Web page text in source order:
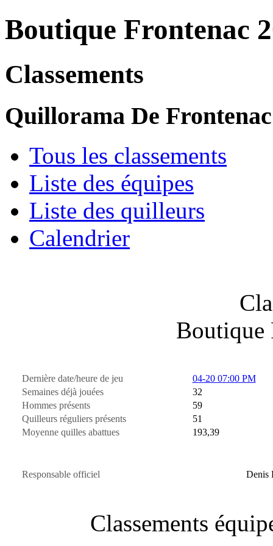
Boutique Frontenac
Classements
Quillorama De Frontenac
Tous les classements
Liste des équipes
Liste des quilleurs
Calendrier
Boutique
Dernière date/heure de jeu
04-20 07:00 PM
Semaines déjà jouées
32
Hommes présents
59
Quilleurs réguliers présents
51
Moyenne quilles abattues
193,39
Responsable officiel Denis
Classements